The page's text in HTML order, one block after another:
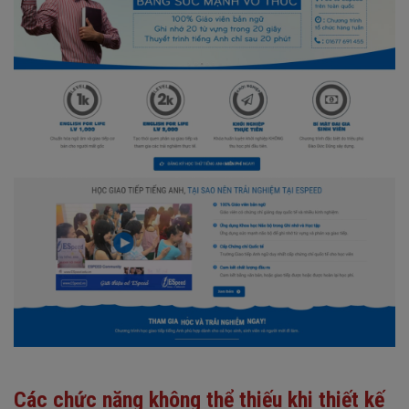
Các chức năng không thể thiếu khi thiết kế